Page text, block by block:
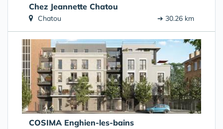
Chez Jeannette Chatou
Chatou ➔ 30.26 km
COSIMA Enghien-les-bains